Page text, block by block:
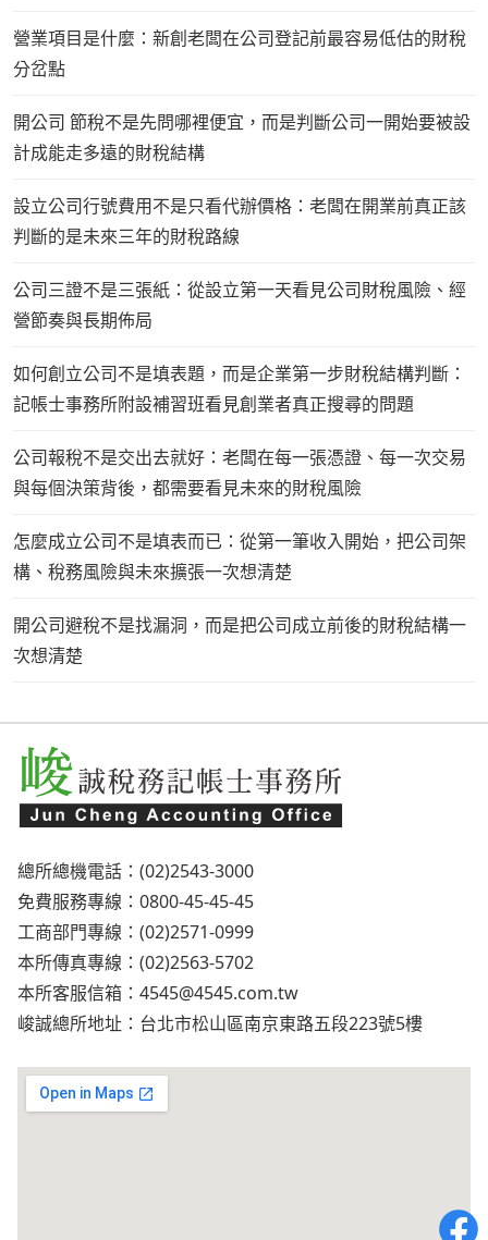
營業項目是什麼：新創老闆在公司登記前最容易低估的財稅
分岔點
開公司 節稅不是先問哪裡便宜，而是判斷公司一開始要被設
計成能走多遠的財稅結構
設立公司行號費用不是只看代辦價格：老闆在開業前真正該
判斷的是未來三年的財稅路線
公司三證不是三張紙：從設立第一天看見公司財稅風險、經
營節奏與長期佈局
如何創立公司不是填表題，而是企業第一步財稅結構判斷：
記帳士事務所附設補習班看見創業者真正搜尋的問題
公司報稅不是交出去就好：老闆在每一張憑證、每一次交易
與每個決策背後，都需要看見未來的財稅風險
怎麼成立公司不是填表而已：從第一筆收入開始，把公司架
構、稅務風險與未來擴張一次想清楚
開公司避稅不是找漏洞，而是把公司成立前後的財稅結構一
次想清楚
總所總機電話：(02)2543-3000
免費服務專線：0800-45-45-45
工商部門專線：(02)2571-0999
本所傳真專線：(02)2563-5702
本所客服信箱： 4545@4545.com.tw
峻誠總所地址：台北市松山區南京東路五段223號5樓